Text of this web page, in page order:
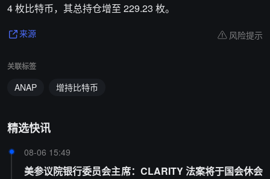
4 枚比特币，其总持仓增至 229.23 枚。
来源 风险提示
关联标签
ANAP 增持比特币
精选快讯
08-06 15:49
美参议院银行委员会主席：CLARITY 法案将于国会休会